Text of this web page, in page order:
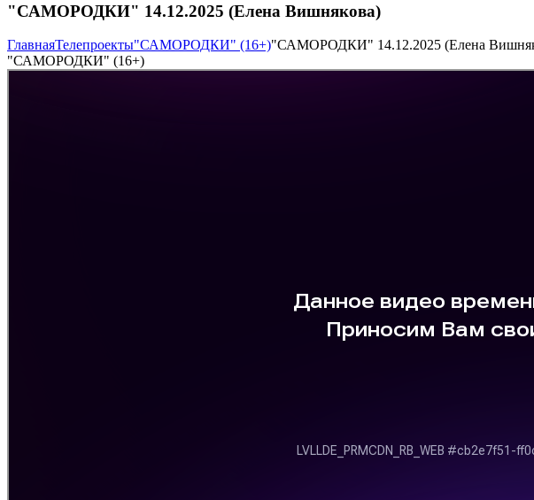
"САМОРОДКИ" 14.12.2025 (Елена Вишнякова)
ГлавнаяТелепроекты"САМОРОДКИ" (16+)"САМОРОДКИ" 14.12.2025 (Елена
"САМОРОДКИ" (16+)